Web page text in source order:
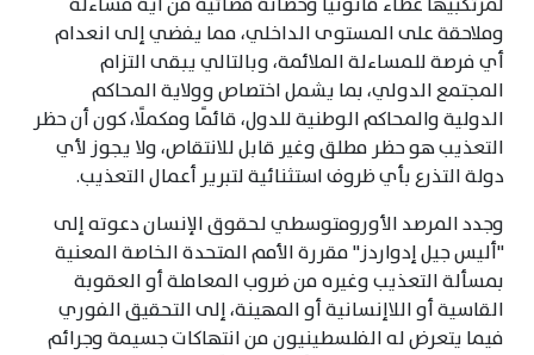
وملاحقة على المستوى الداخلي، مما يفضي إلى انعدام
أي فرصة للمساءلة الملائمة، وبالتالي يبقى التزام
المجتمع الدولي، بما يشمل اختصاص وولاية المحاكم
الدولية والمحاكم الوطنية للدول، قائمًا ومكملًا، كون أن حظر
التعذيب هو حظر مطلق وغير قابل للانتقاص، ولا يجوز لأي
دولة التذرع بأي ظروف استثنائية لتبرير أعمال التعذيب.
وجدد المرصد الأورومتوسطي لحقوق الإنسان دعوته إلى
"أليس جيل إدواردز" مقررة الأمم المتحدة الخاصة المعنية
بمسألة التعذيب وغيره من ضروب المعاملة أو العقوبة
القاسية أو اللاإنسانية أو المهينة، إلى التحقيق الفوري
فيما يتعرض له الفلسطينيون من انتهاكات جسيمة وجرائم